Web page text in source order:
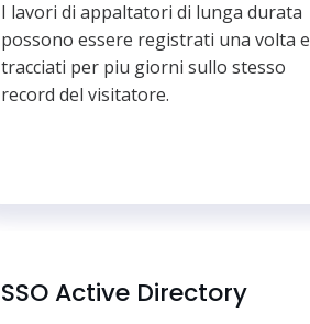
I lavori di appaltatori di lunga durata
possono essere registrati una volta e
tracciati per piu giorni sullo stesso
record del visitatore.
SSO Active Directory